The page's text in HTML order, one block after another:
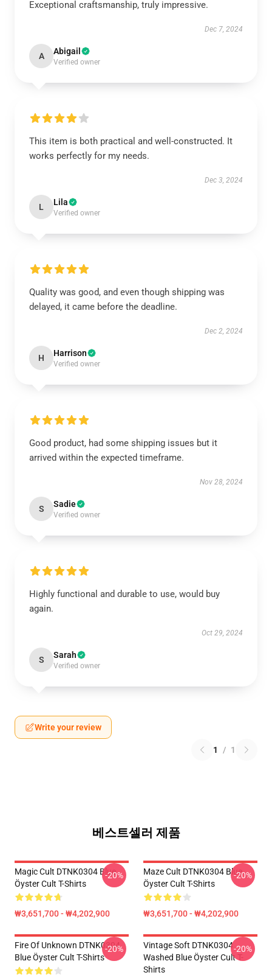
Exceptional craftsmanship, truly impressive.
Dec 7, 2024
A Abigail
Verified owner
This item is both practical and well-constructed. It
works perfectly for my needs.
Dec 3, 2024
L Lila
Verified owner
Quality was good, and even though shipping was
delayed, it came before the deadline.
Dec 2, 2024
H Harrison
Verified owner
Good product, had some shipping issues but it
arrived within the expected timeframe.
Nov 28, 2024
S Sadie
Verified owner
Highly functional and durable to use, would buy
again.
Oct 29, 2024
S Sarah
Verified owner
Write your review
1 / 1
베스트셀러 제품
Magic Cult DTNK0304 Blue
Öyster Cult T-Shirts
₩3,651,700 - ₩4,202,900
-20%
Maze Cult DTNK0304 Blue
Öyster Cult T-Shirts
₩3,651,700 - ₩4,202,900
-20%
Fire Of Unknown DTNK0304
Blue Öyster Cult T-Shirts
-20%
Vintage Soft DTNK0304
Washed Blue Öyster Cult T-
Shirts
-20%